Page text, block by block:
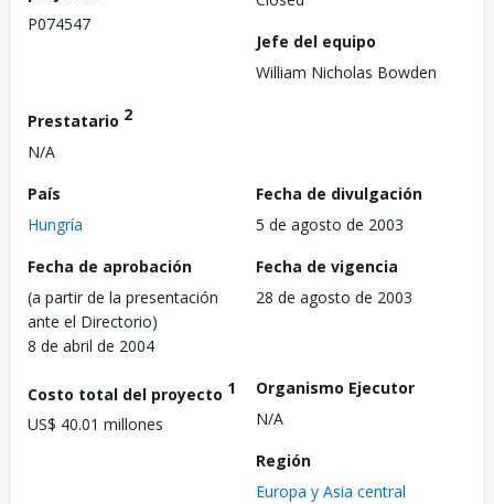
P074547
Jefe del equipo
William Nicholas Bowden
Prestatario 2
N/A
País
Hungría
Fecha de divulgación
5 de agosto de 2003
Fecha de aprobación
(a partir de la presentación
ante el Directorio)
8 de abril de 2004
Fecha de vigencia
28 de agosto de 2003
Costo total del proyecto 1
US$ 40.01 millones
Organismo Ejecutor
N/A
Región
Europa y Asia central